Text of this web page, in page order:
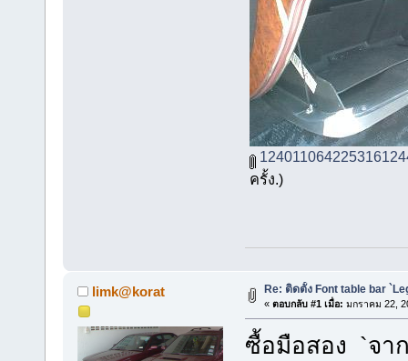
ครั้ง.)
limk@korat Re: ติดตั้ง Font table bar
« ตอบกลับ #1 เมื่อ: มกราคม 22,
ซื้อมือสอง `จา